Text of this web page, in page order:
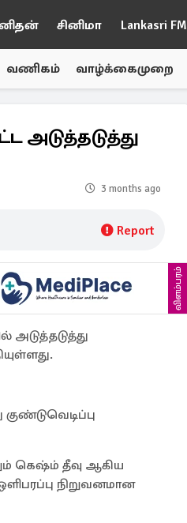
சினிமா Lankasri FM
வணிகம் வாழ்க்கைமுறை
அடுத்தடுத்து
3 months ago
Report
விளம்பரம்
அடுத்தடுத்து
கெஷ்ம் தீவு ஆகிய
நிறுவனமான